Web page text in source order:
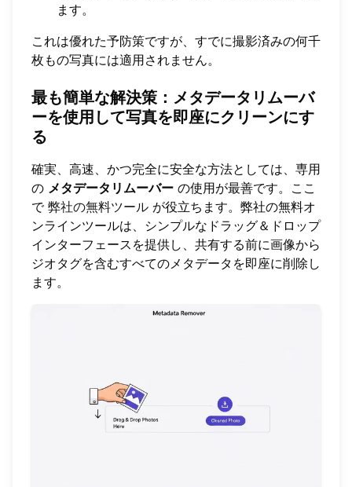
ます。
これは優れた予防策ですが、すでに撮影済みの何千
枚もの写真には適用されません。
最も簡単な解決策：メタデータリムーバ
ーを使用して写真を即座にクリーンにす
る
確実、高速、かつ完全に安全な方法としては、専用
の メタデータリムーバー の使用が最善です。ここ
で 弊社の無料ツール が役立ちます。弊社の無料オ
ンラインツールは、シンプルなドラッグ＆ドロップ
インターフェースを提供し、共有する前に画像から
ジオタグを含むすべてのメタデータを即座に削除し
ます。